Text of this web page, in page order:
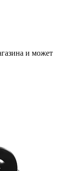
и может